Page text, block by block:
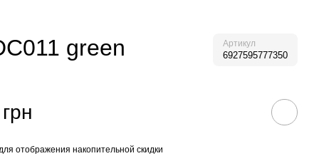
green Артикул
6927595777350
для отображения накопительной скидки